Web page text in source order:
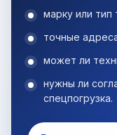
марку или тип
точные
может ли
нужны ли
спецпогрузка.